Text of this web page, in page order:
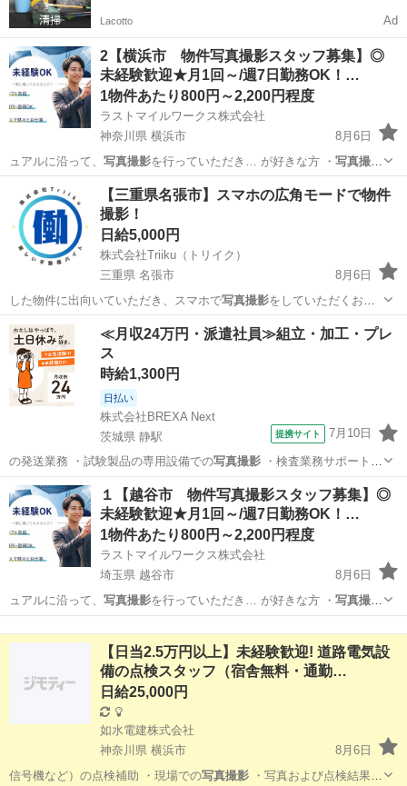
Lacotto Ad
2【横浜市 物件写真撮影スタッフ募集】◎
未経験歓迎★月1回～/週7日勤務OK！…
1物件あたり800円～2,200円程度
ラストマイルワークス株式会社
神奈川県 横浜市
8月6日
ュアルに沿って、 写真撮影を行っていただき… が好きな方 ・ 写真撮影
が好きな方 …
神奈川 軽作業 スタッフ
【三重県名張市】スマホの広角モードで物件
撮影！
日給5,000円
株式会社Triiku（トリイク）
三重県 名張市
8月6日
した物件に出向いていただき、スマホで写真撮影をしていただくお仕
事です。 未経験…
三重 名張市 その他 Android
≪月収24万円・派遣社員≫組立・加工・プレ
ス
時給1,300円
日払い
株式会社BREXA Next
茨城県 静駅
提携サイト 7月10日
の発送業務 ・試験製品の専用設備での写真撮影・検査業務サポート
・メールのやり…
茨城 常陸大宮市 静駅 その他
１【越谷市 物件写真撮影スタッフ募集】◎
未経験歓迎★月1回～/週7日勤務OK！…
1物件あたり800円～2,200円程度
ラストマイルワークス株式会社
埼玉県 越谷市
8月6日
ュアルに沿って、 写真撮影を行っていただき… が好きな方 ・ 写真撮影
が好きな方 …
【日当2.5万円以上】未経験歓迎! 道路電気設
備の点検スタッフ（宿舎無料・通勤…
日給25,000円
如水電建株式会社
神奈川県 横浜市
8月6日
信号機など）の点検補助 ・現場での写真撮影・写真および点検結果の